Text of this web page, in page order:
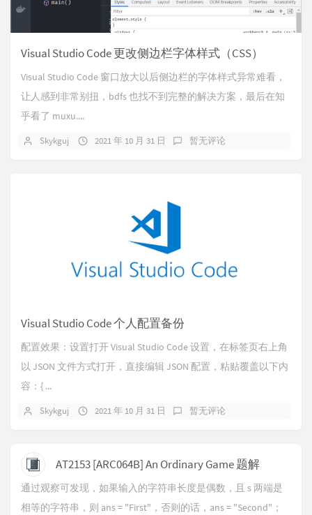
Visual Studio Code 更改侧边栏字体样式（CSS）
Visual Studio Code 窗口放大以后侧边栏的字体样式异常难看，
让人感到非常别扭，bdfs 也找不到完整的解决方案，最后在知
乎看了 muxu....
Skykguj 2021 年 10 月 31 日 暂无评论
Visual Studio Code 个人配置备份
配置效果：设置打开 Visual Studio Code 设置，在标签页右上角
以 JSON 文件方式打开，直接编辑 JSON 配置，粘贴覆盖以下内
容：{ ...
Skykguj 2021 年 10 月 31 日 暂无评论
AT2153 [ARC064B] An Ordinary Game 题解
通过观察可发现，如果输入的字符串长度是偶数，且 s 两端是
相等的字符串，则 ans = "First"，否则的话，ans = "Second"；